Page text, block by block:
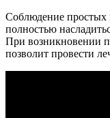
Соблюдение
полностью
При возникновении
позволит провести